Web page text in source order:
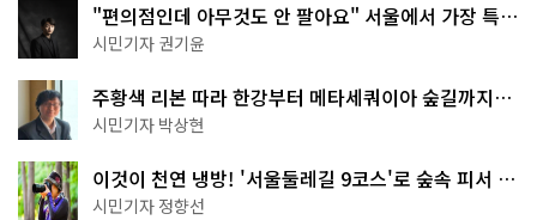
"편의점인데 아무것도 안 팔아요" 서울에서 가장 특별
한 편의점의 정체
시민기자 권기윤
주황색 리본 따라 한강부터 메타세쿼이아 숲길까지…
서울둘레길 15코스
시민기자 박상현
이것이 천연 냉방! '서울둘레길 9코스'로 숲속 피서 떠
나볼까
시민기자 정향선